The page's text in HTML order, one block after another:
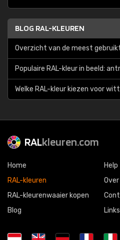
BLOG RAL-KLEUREN
Overzicht van de meest
Populaire RAL-kleur in beeld:
Welke RAL-kleur kiezen voor
RALkleuren.com
Home
RAL-kleuren
RAL-kleurenwaaier kopen
Blog
Help
Links